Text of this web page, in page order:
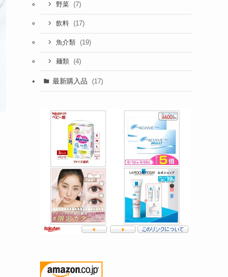
野菜 (7)
飲料 (17)
魚介類 (19)
麺類 (4)
最新購入品 (17)